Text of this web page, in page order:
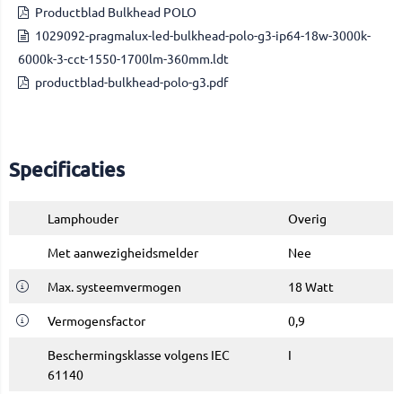
Productblad Bulkhead POLO
1029092-pragmalux-led-bulkhead-polo-g3-ip64-18w-3000k-
6000k-3-cct-1550-1700lm-360mm.ldt
productblad-bulkhead-polo-g3.pdf
Specificaties
Lamphouder Overig
Met aanwezigheidsmelder Nee
Max. systeemvermogen 18 Watt
Vermogensfactor 0,9
Beschermingsklasse volgens IEC
61140
I